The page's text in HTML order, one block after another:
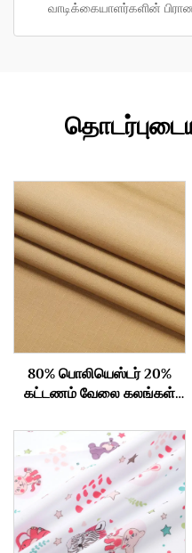
வாடிக்கையாளர்களின்
80% பொலியெஸ்டர் 20%
கட்டணம் வேலை கலங்கள்